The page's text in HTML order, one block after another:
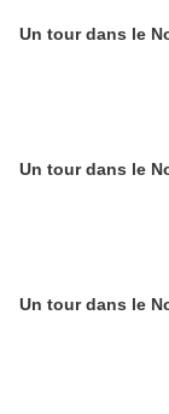
Un tour dans le
Un tour dans le
Un tour dans le